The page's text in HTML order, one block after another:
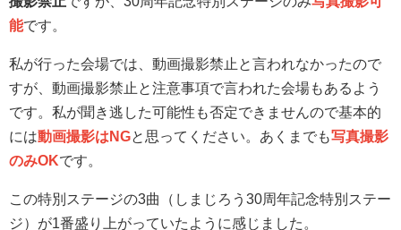
能です。
私が行った会場では、動画撮影禁止と言われなかったので
すが、動画撮影禁止と注意事項で言われた会場もあるよう
です。私が聞き逃した可能性も否定できませんので基本的
には動画撮影はNGと思ってください。あくまでも写真撮影
のみOKです。
この特別ステージの3曲（しまじろう30周年記念特別ステー
ジ）が1番盛り上がっていたように感じました。